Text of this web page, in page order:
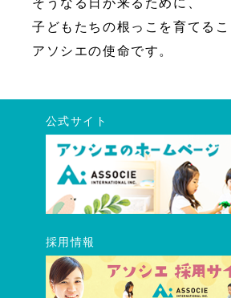
そうなる日が来るために、
子どもたちの根っこを育てる
アソシエの使命です。
公式サイト
採用情報